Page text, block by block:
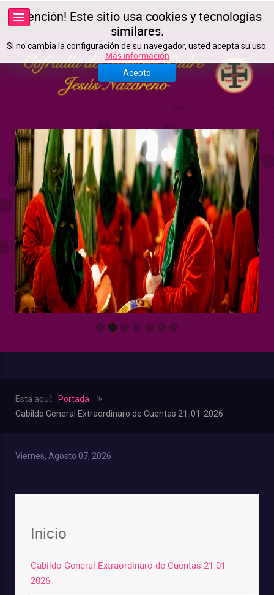
¡Atención! Este sitio usa cookies y tecnologías
similares.
Si no cambia la configuración de su navegador, usted acepta su uso.
Más información
Acepto
Está aquí:
Portada
Cabildo General Extraordinaro de Cuentas 21-01-2026
Viernes, Agosto 07, 2026
Inicio
Cabildo General Extraordinaro de Cuentas 21-01-
2026